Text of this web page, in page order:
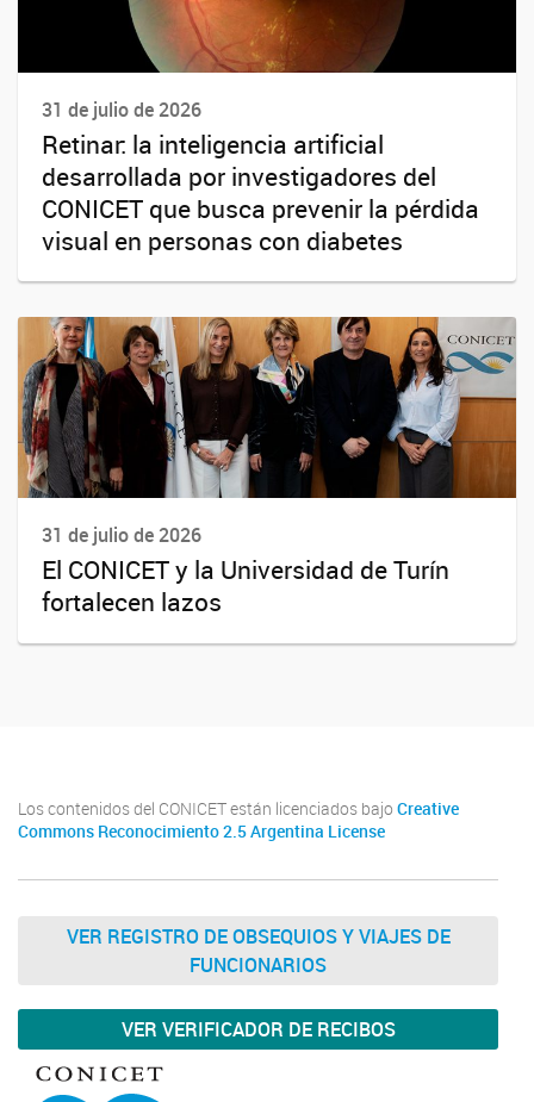
31 de julio de 2026
Retinar: la inteligencia artificial
desarrollada por investigadores del
CONICET que busca prevenir la pérdida
visual en personas con diabetes
31 de julio de 2026
El CONICET y la Universidad de Turín
fortalecen lazos
Los contenidos del CONICET están licenciados bajo Creative
Commons Reconocimiento 2.5 Argentina License
VER REGISTRO DE OBSEQUIOS Y VIAJES DE
FUNCIONARIOS
VER VERIFICADOR DE RECIBOS